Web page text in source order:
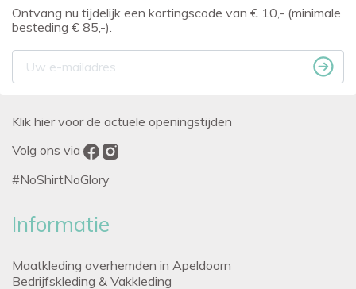
Ontvang nu tijdelijk een kortingscode van € 10,- (minimale
besteding € 85,-).
Klik hier voor de actuele openingstijden
Volg ons via
#NoShirtNoGlory
Informatie
Maatkleding overhemden in Apeldoorn
Bedrijfskleding & Vakkleding